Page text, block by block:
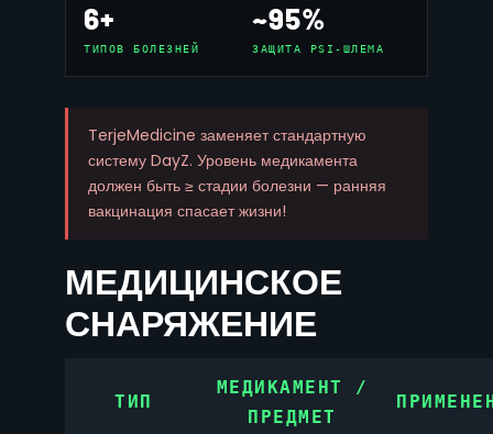
6+
ТИПОВ БОЛЕЗНЕЙ
~95%
ЗАЩИТА PSI-ШЛЕМА
TerjeMedicine заменяет стандартную
систему DayZ. Уровень медикамента
должен быть ≥ стадии болезни — ранняя
вакцинация спасает жизни!
МЕДИЦИНСКОЕ
СНАРЯЖЕНИЕ
ТИП
МЕДИКАМЕНТ /
ПРЕДМЕТ